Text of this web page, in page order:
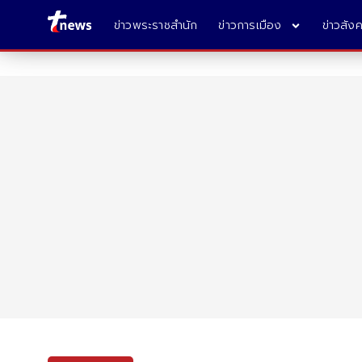
ข่าวพระราชสำนัก ข่าวการเมือง ข่าวสัง